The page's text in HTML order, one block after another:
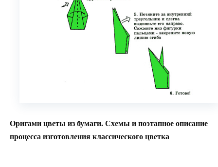
Оригами цветы из бумаги. Схемы и поэтапное описание
процесса изготовления классического цветка